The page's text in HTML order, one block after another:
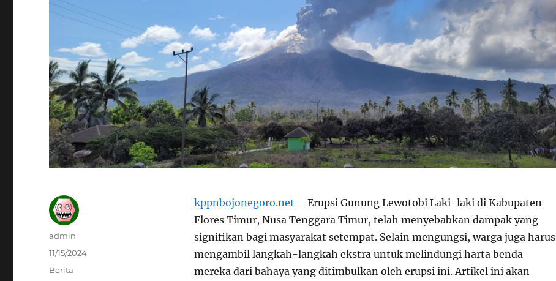
kppnbojonegoro.net – Erupsi Gunung Lewotobi Laki-laki di Kabupaten
Flores Timur, Nusa Tenggara Timur, telah menyebabkan dampak yang
signifikan bagi masyarakat setempat. Selain mengungsi, warga juga harus
mengambil langkah-langkah ekstra untuk melindungi harta benda
mereka dari bahaya yang ditimbulkan oleh erupsi ini. Artikel ini akan
Author
admin
Posted
on
11/15/2024
Categories
Berita